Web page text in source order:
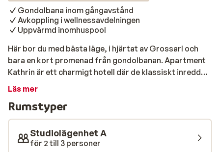
Gondolbana inom gångavstånd
Avkoppling i wellnessavdelningen
Uppvärmd inomhuspool
Här bor du med bästa läge, i hjärtat av Grossarl och
bara en kort promenad från gondolbanan. Apartment
Kathrin är ett charmigt hotell där de klassiskt inredda
rummen rymmer upp till fyra personer – perfekt för
österrikiska rätter och Salzburg-specialiteter, lagade
med lokala råvaror och serverade i en varm atmosfär.
Efter en dag i backen kan du koppla av i hotellets spa
med inomhuspool, finsk bastu och ångbad.
Läs mer
Rumstyper
Studiolägenhet A
för 2 till 3 personer